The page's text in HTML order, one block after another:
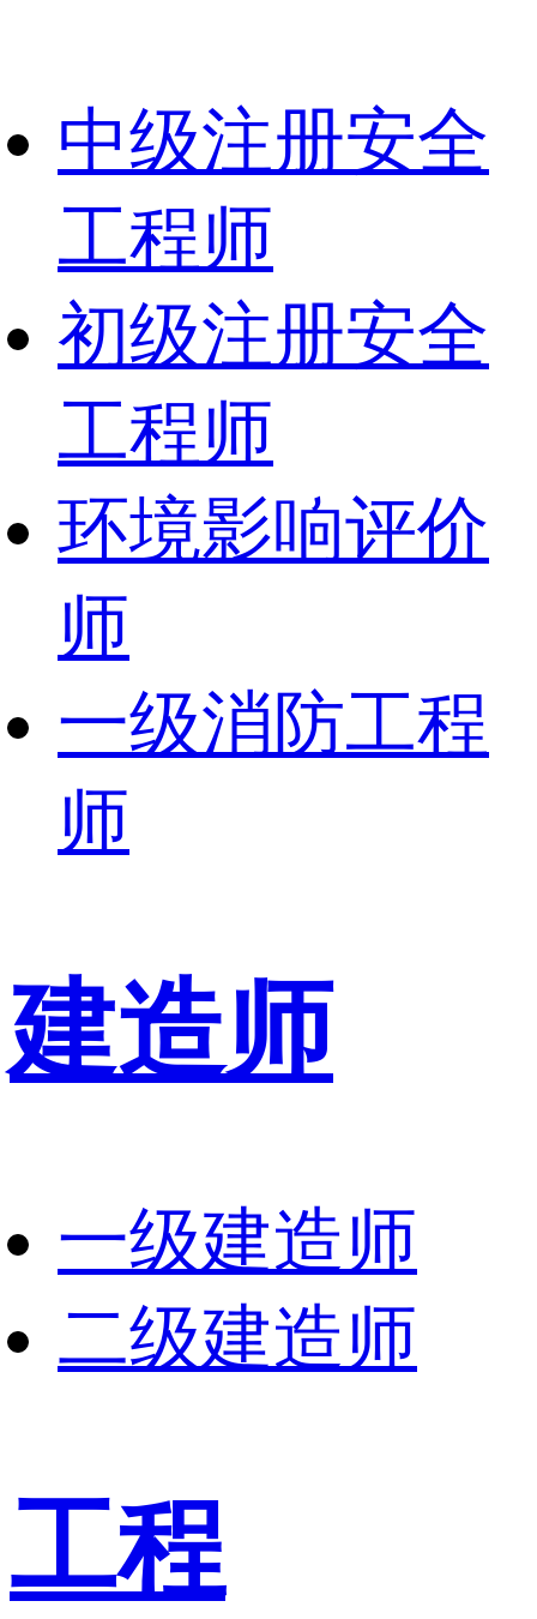
中级注册安全
工程师
初级注册安全
工程师
环境影响评价
师
一级消防工程
师
建造师
一级建造师
二级建造师
工程